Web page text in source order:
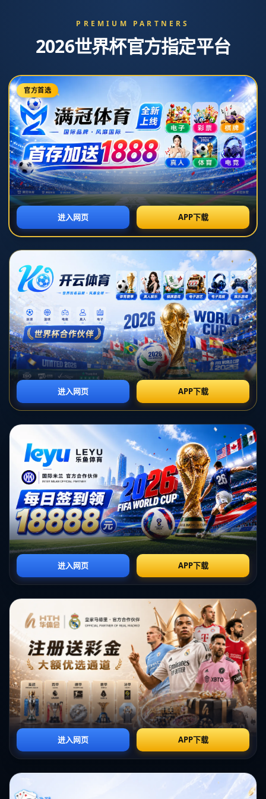
关于我们
关于韦德1946官网
查看更多
网站首页 404
地址:
河北省承德市平泉县榆树林子镇
哎呀！找不到页面
我们深感抱歉，您请求的页面缺失
返回首页